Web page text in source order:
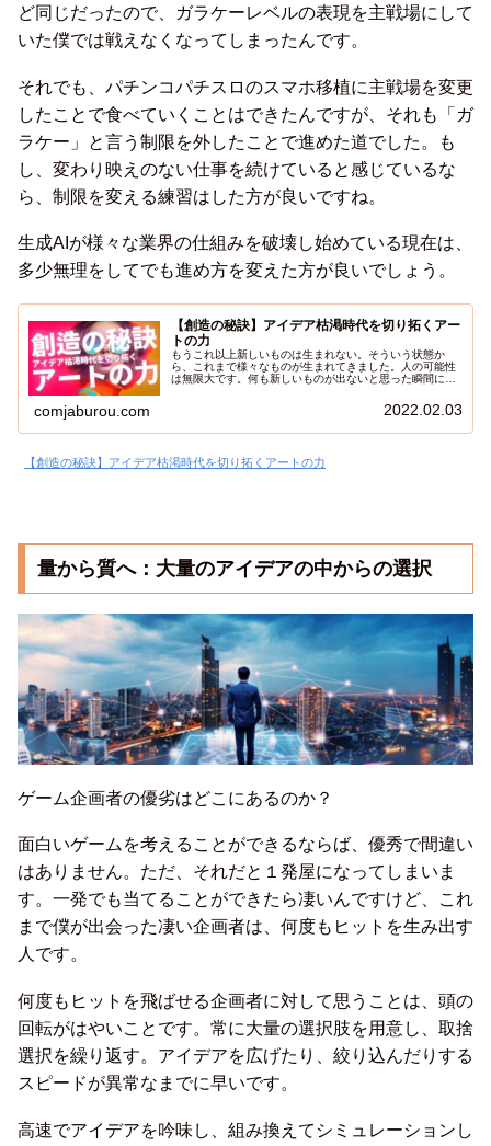
ど同じだったので、ガラケーレベルの表現を主戦場にして
いた僕では戦えなくなってしまったんです。
それでも、パチンコパチスロのスマホ移植に主戦場を変更
したことで食べていくことはできたんですが、それも「ガ
ラケー」と言う制限を外したことで進めた道でした。も
し、変わり映えのない仕事を続けていると感じているな
ら、制限を変える練習はした方が良いですね。
生成AIが様々な業界の仕組みを破壊し始めている現在は、
多少無理をしてでも進め方を変えた方が良いでしょう。
【創造の秘訣】アイデア枯渇時代を切り拓くアー
トの力
もうこれ以上新しいものは生まれない。そういう状態か
ら、これまで様々なものが生まれてきました。人の可能性
は無限大です。何も新しいものが出ないと思った瞬間に、
人類の歴史は、固定概念破壊の歴史。今日は、アートから
学ぶ固定概念の壊し方を解説したいと思います。
comjaburou.com 2022.02.03
【創造の秘訣】アイデア枯渇時代を切り拓くアートの力
量から質へ：大量のアイデアの中からの選択
ゲーム企画者の優劣はどこにあるのか？
面白いゲームを考えることができるならば、優秀で間違い
はありません。ただ、それだと１発屋になってしまいま
す。一発でも当てることができたら凄いんですけど、これ
まで僕が出会った凄い企画者は、何度もヒットを生み出す
人です。
何度もヒットを飛ばせる企画者に対して思うことは、頭の
回転がはやいことです。常に大量の選択肢を用意し、取捨
選択を繰り返す。アイデアを広げたり、絞り込んだりする
スピードが異常なまでに早いです。
高速でアイデアを吟味し、組み換えてシミュレーションし